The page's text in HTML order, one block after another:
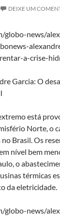
DEIXE UM
globo-news/
a-crise-
Garcia: O
está
Norte, o
Brasil. Os
nível bem
o
térmicas
da eletricidade.
globo-news/